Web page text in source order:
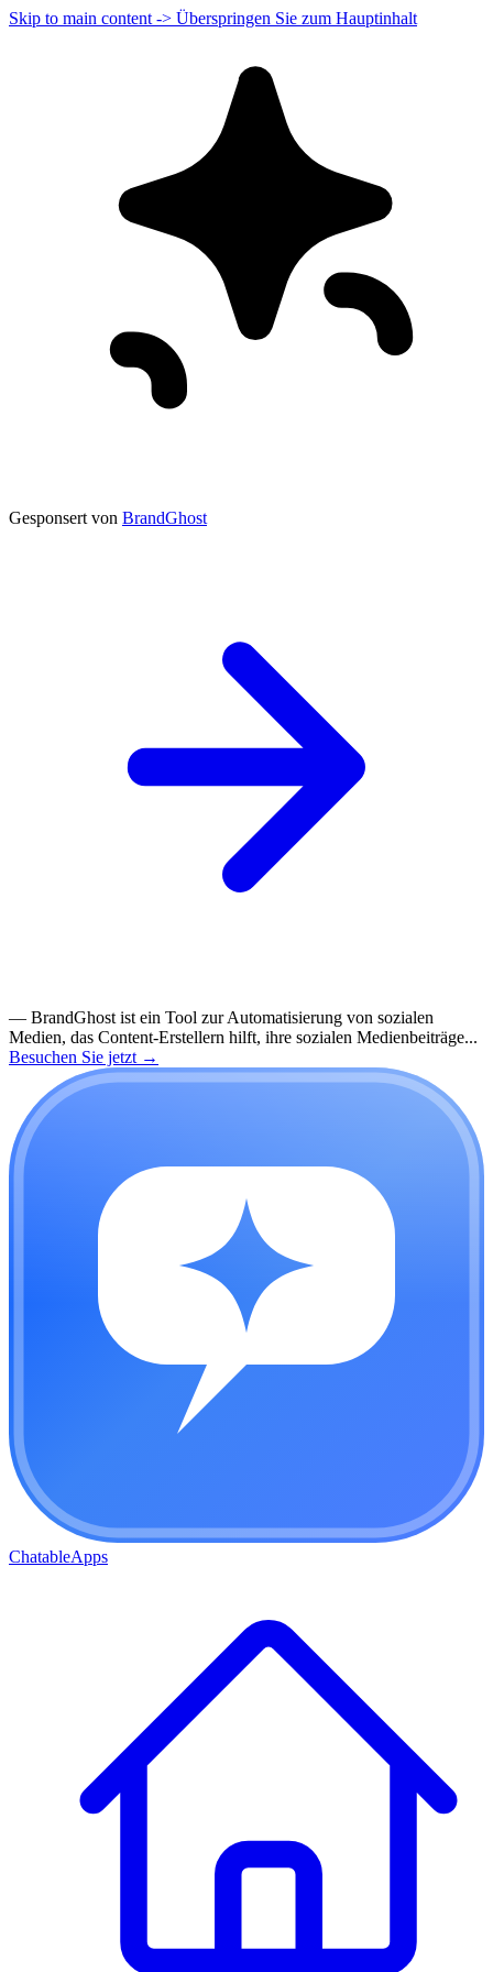
Skip to main content -> Überspringen Sie zum Hauptinhalt
Gesponsert von BrandGhost
— BrandGhost ist ein Tool zur Automatisierung von sozialen
Medien, das Content-Erstellern hilft, ihre sozialen Medienbeiträge...
Besuchen Sie jetzt →
ChatableApps